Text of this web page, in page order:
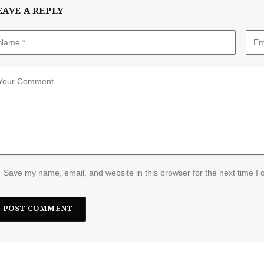
A REPLY
Save my name, email, and website in this browser for the next time I